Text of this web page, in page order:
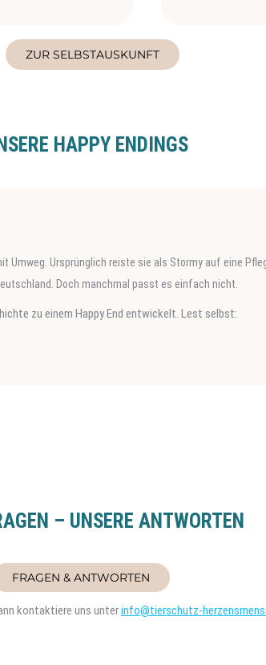
ZUR SELBSTAUSKUNFT
HAPPY ENDINGS
auf der Straße gefunden und in Sicherheit
Teil einer Familie werden.
könnt ihr hier lesen:
– UNSERE ANTWORTEN
FRAGEN & ANTWORTEN
kontaktiere uns unterinfo@tierschutz-